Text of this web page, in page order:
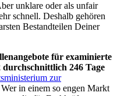
unklare oder als unfair
schnell. Deshalb gehören
Bestandteilen Deiner
für examinierte
246 Tage
zur
in einem so engen Markt